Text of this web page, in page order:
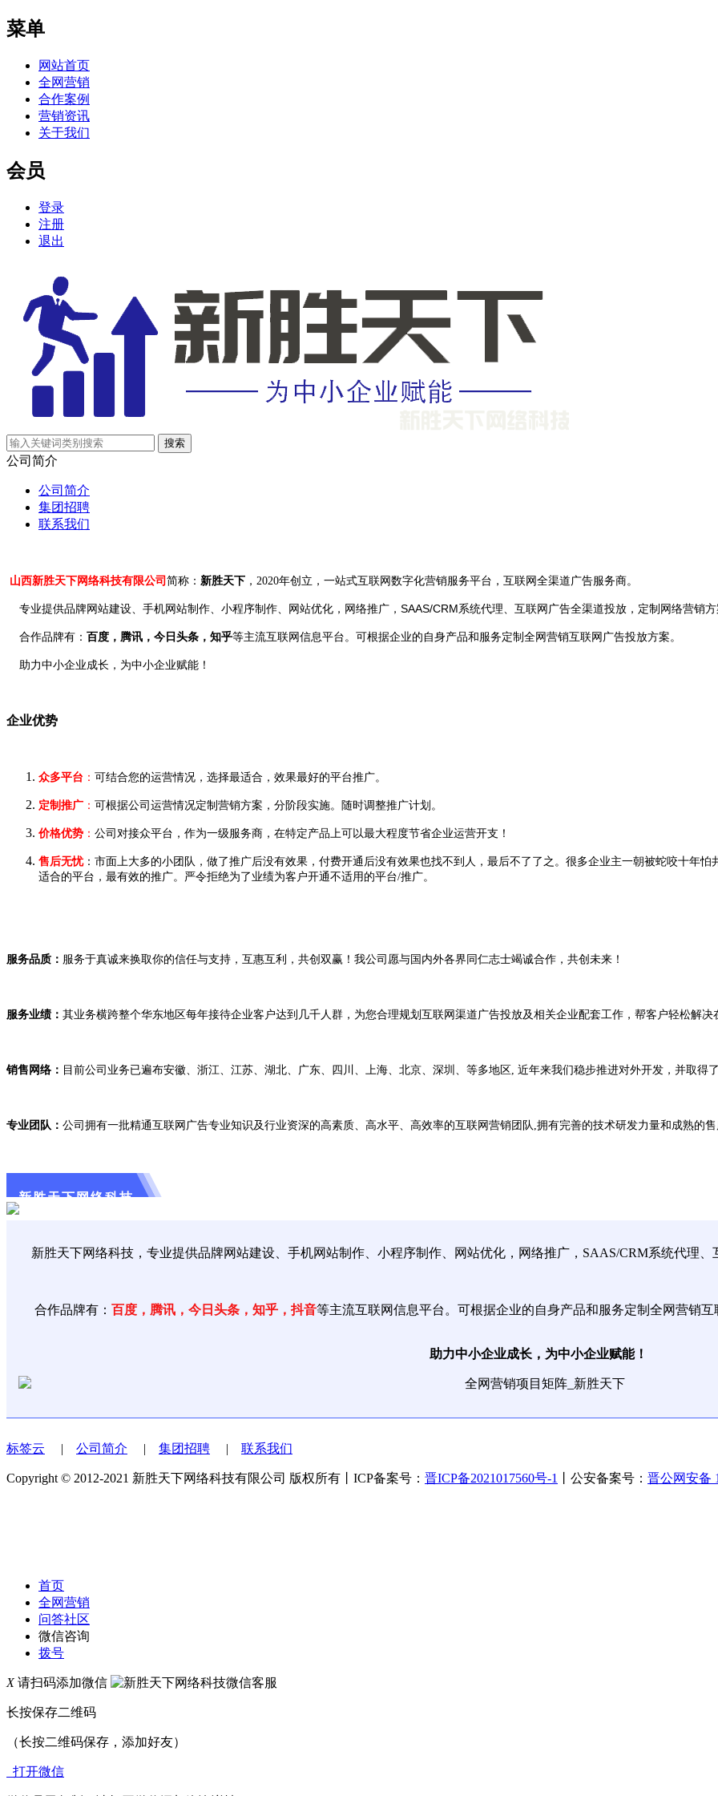
菜单
网站首页
全网营销
合作案例
营销资讯
关于我们
会员
登录
注册
退出
公司简介
公司简介
集团招聘
联系我们
山西新胜天下网络科技有限公司 简称： 新胜天下 ，2020年创立，一站式互联网数字化营销服务平台，互联网全渠道广告服务商。
专业提供品牌网站建设、手机网站制作、小程序制作、网站优化，网络推广，SAAS/CRM系统代理、互联网广告全渠道投放，定制网络营
合作品牌有： 百度，腾讯，今日头条，知乎等主流互联网信息平台。可根据企业的自身产品和服务定制全网营销互联网广告投放方案。
助力中小企业成长，为中小企业赋能！
企业优势
众多平台 ： 可结合您的运营情况，选择最适合，效果最好的平台推广。
定制推广 ： 可根据公司运营情况定制营销方案，分阶段实施。随时调整推广计划。
价格优势 ： 公司对接众平台，作为一级服务商，在特定产品上可以最大程度节省企业运营开支！
售后无忧：市面上大多的小团队，做了推广后没有效果，付费开通后没有效果也找不到人，最后不了了之。很多企业主一朝被蛇咬十年
适合的平台，最有效的推广。严令拒绝为了业绩为客户开通不适用的平台/推广。
服务品质 ： 服务于真诚来换取你的信任与支持，互惠互利，共创双赢！我公司愿与国内外各界同仁志士竭诚合作，共创未来！
服务业绩： 其业务横跨整个华东地区每年接待企业客户达到几千人群，为您合理规划互联网渠道广告投放及相关企业配套工作，帮客户轻松解决
销售网络 ： 目前公司业务已遍布安徽、浙江、江苏、湖北、广东、四川、上海、北京、深圳、等多地区, 近年来我们稳步推进对外开发，并取得了
专业团队 ： 公司拥有一批精通互联网广告专业知识及行业资深的高素质、高水平、高效率的互联网营销团队,拥有完善的技术研发力量和成熟的售
新胜天下网络科技
新胜天下网络科技，专业提供品牌网站建设、手机网站制作、小程序制作、网站优化，网络推广，SAAS/CRM系统代理、
合作品牌有： 百度，腾讯，今日头条，知乎，抖音等主流互联网信息平台。可根据企业的自身产品和服务定制全网营销互
助力中小企业成长，为中小企业赋能！
标签云 | 公司简介 | 集团招聘 | 联系我们
Copyright © 2012-2021 新胜天下网络科技有限公司 版权所有丨ICP备案号： 晋ICP备2021017560号-1 丨公安备案号： 晋公网安备
首页
全网营销
问答社区
微信咨询
拨号
X请扫码添加微信
长按保存二维码
（长按二维码保存，添加好友）
打开微信